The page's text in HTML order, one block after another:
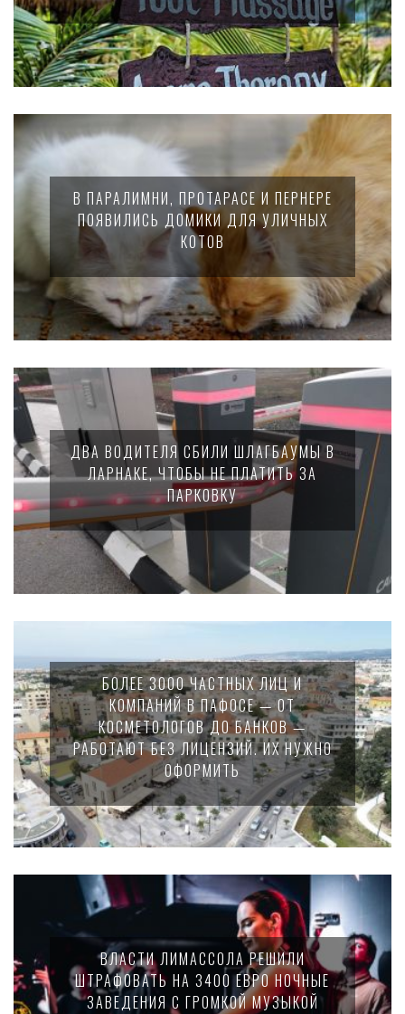
В ПАРАЛИМНИ, ПРОТАРАСЕ И ПЕРНЕРЕ
ПОЯВИЛИСЬ ДОМИКИ ДЛЯ УЛИЧНЫХ
КОТОВ
ДВА ВОДИТЕЛЯ СБИЛИ ШЛАГБАУМЫ В
ЛАРНАКЕ, ЧТОБЫ НЕ ПЛАТИТЬ ЗА
ПАРКОВКУ
БОЛЕЕ 3000 ЧАСТНЫХ ЛИЦ И
КОМПАНИЙ В ПАФОСЕ — ОТ
КОСМЕТОЛОГОВ ДО БАНКОВ —
РАБОТАЮТ БЕЗ ЛИЦЕНЗИЙ. ИХ НУЖНО
ОФОРМИТЬ
ВЛАСТИ ЛИМАССОЛА РЕШИЛИ
ШТРАФОВАТЬ НА 3400 ЕВРО НОЧНЫЕ
ЗАВЕДЕНИЯ С ГРОМКОЙ МУЗЫКОЙ